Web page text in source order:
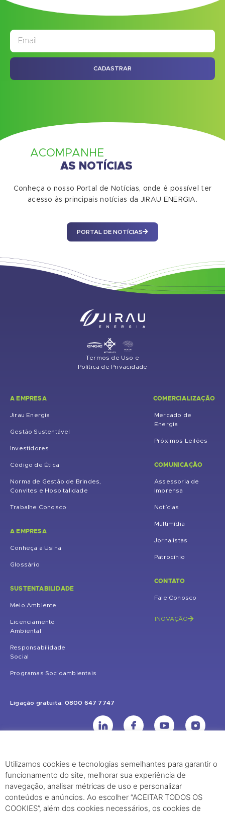
CADASTRAR
ACOMPANHE
AS NOTÍCIAS
Conheça o nosso Portal de Notícias, onde é possível ter
acesso às principais notícias da JIRAU ENERGIA.
PORTAL DE NOTÍCIAS
Termos de Uso e
Política de Privacidade
A EMPRESA
Jirau Energia
Gestão Sustentável
Investidores
Código de Ética
Norma de Gestão de Brindes,
Convites e Hospitalidade
Trabalhe Conosco
A EMPRESA
Conheça a Usina
Glossário
SUSTENTABILIDADE
Meio Ambiente
Licenciamento
Ambiental
Responsabilidade
Social
Programas Socioambientais
COMERCIALIZAÇÃO
Mercado de
Energia
Próximos Leilões
COMUNICAÇÃO
Assessoria de
Imprensa
Notícias
Multimídia
Jornalistas
Patrocínio
CONTATO
Fale Conosco
INOVAÇÃO
Ligação gratuita: 0800 647 7747
UHE Jirau
Rodovia BR-364, KM 824 S/Nº - Distrito de Jaci Paraná – Porto Velho
(RO) – CEP: 76840-000 – Telefone: (69) 2182.8600
Utilizamos cookies e tecnologias semelhantes para garantir o
funcionamento do site, melhorar sua experiência de
navegação, analisar métricas de uso e personalizar
conteúdos e anúncios. Ao escolher “ACEITAR TODOS OS
COOKIES”, além dos cookies necessários, os cookies de